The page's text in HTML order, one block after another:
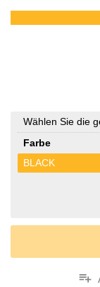
Wählen Sie die
Farbe
BLACK
playlist_add